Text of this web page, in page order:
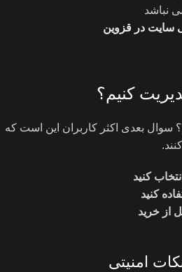
نباشد
سایت در قزوین
کنیم؟
سوال بعدی اکثر کاربران این است که
کنید
کنید
از خرید
امنیتی